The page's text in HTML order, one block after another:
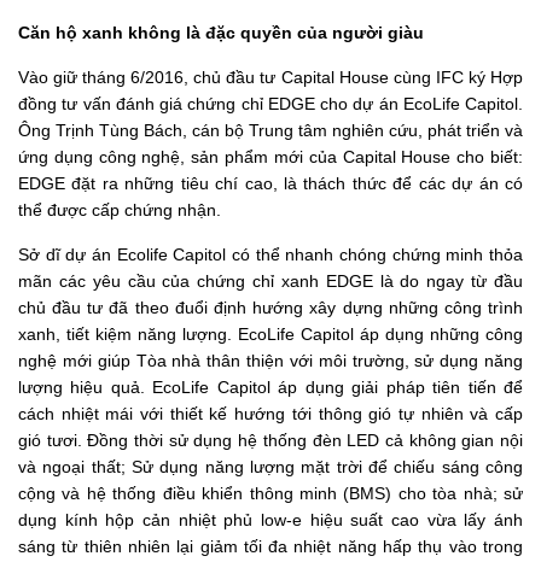
Căn hộ xanh không là đặc quyền của người giàu
Vào giữ tháng 6/2016, chủ đầu tư Capital House cùng IFC ký Hợp
đồng tư vấn đánh giá chứng chỉ EDGE cho dự án EcoLife Capitol.
Ông Trịnh Tùng Bách, cán bộ Trung tâm nghiên cứu, phát triển và
ứng dụng công nghệ, sản phẩm mới của Capital House cho biết:
EDGE đặt ra những tiêu chí cao, là thách thức để các dự án có
thể được cấp chứng nhận.
Sở dĩ dự án Ecolife Capitol có thể nhanh chóng chứng minh thỏa
mãn các yêu cầu của chứng chỉ xanh EDGE là do ngay từ đầu
chủ đầu tư đã theo đuổi định hướng xây dựng những công trình
xanh, tiết kiệm năng lượng. EcoLife Capitol áp dụng những công
nghệ mới giúp Tòa nhà thân thiện với môi trường, sử dụng năng
lượng hiệu quả. EcoLife Capitol áp dụng giải pháp tiên tiến để
cách nhiệt mái với thiết kế hướng tới thông gió tự nhiên và cấp
gió tươi. Đồng thời sử dụng hệ thống đèn LED cả không gian nội
và ngoại thất; Sử dụng năng lượng mặt trời để chiếu sáng công
cộng và hệ thống điều khiển thông minh (BMS) cho tòa nhà; sử
dụng kính hộp cản nhiệt phủ low-e hiệu suất cao vừa lấy ánh
sáng từ thiên nhiên lại giảm tối đa nhiệt năng hấp thụ vào trong